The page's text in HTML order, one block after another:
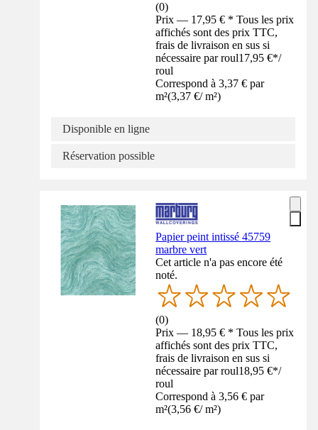
(0)
Prix — 17,95 € * Tous les prix
affichés sont des prix TTC,
frais de livraison en sus si
nécessaire par roul17,95 €*/
roul
Correspond à 3,37 € par
m²(3,37 €/ m²)
Disponible en ligne
Réservation possible
Papier peint intissé 45759
marbre vert
Cet article n'a pas encore été
noté.
(0)
Prix — 18,95 € * Tous les prix
affichés sont des prix TTC,
frais de livraison en sus si
nécessaire par roul18,95 €*/
roul
Correspond à 3,56 € par
m²(3,56 €/ m²)